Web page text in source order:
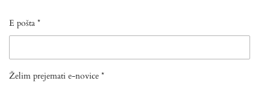
E pošta *
Želim prejemati e-novice *